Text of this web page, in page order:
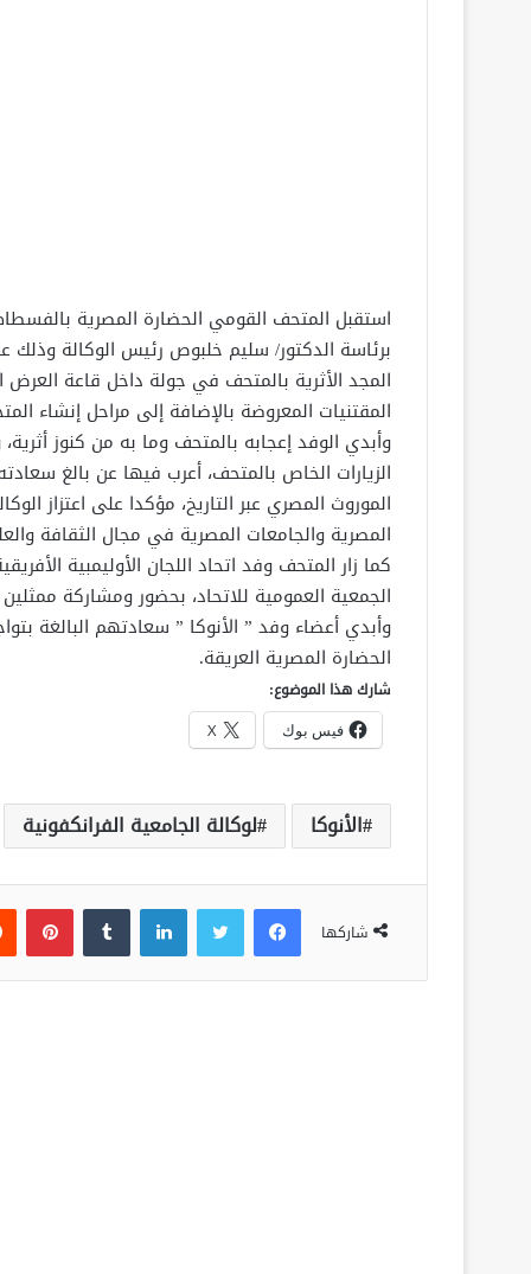
استقبل المتحف القومي الحضارة المصرية
برئاسة الدكتور/ سليم خلبوص رئيس الوكالة
المجد الأثرية بالمتحف في جولة داخل قاعة العرض
المقتنيات المعروضة بالإضافة إلى مراحل إنشاء
وأبدي الوفد إعجابه بالمتحف وما به من كنوز
الزيارات الخاص بالمتحف، أعرب فيها عن بالغ
الموروث المصري عبر التاريخ، مؤكدا على اعتزاز
المصرية والجامعات المصرية في مجال الثقافة
كما زار المتحف وفد اتحاد اللجان الأوليمبية
الجمعية العمومية للاتحاد، بحضور ومشاركة ممثلين من 54 دولة
وأبدي أعضاء وفد ” الأنوكا ” سعادتهم البالغة
الحضارة المصرية العريقة.
شارك هذا الموضوع:
فيس بوك X
الأنوكا لوكالة الجامعية الفرانكفونية
شاركها
فيسبوك لينكدإن بينتيريست